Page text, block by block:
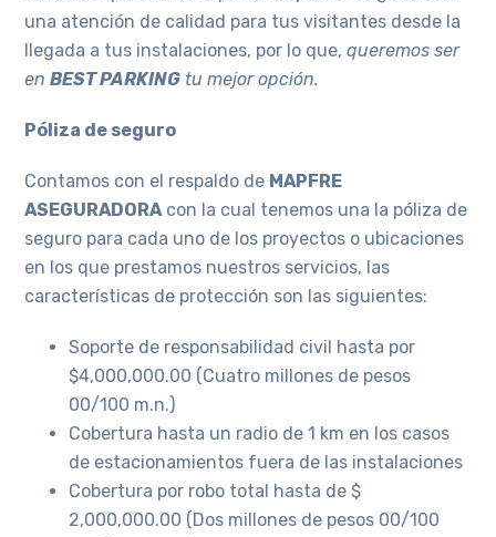
una atención de calidad para tus visitantes desde la
llegada a tus instalaciones, por lo que,queremos ser
enBEST PARKING tu mejor opción.
Póliza de seguro
Contamos con el respaldo de MAPFRE
ASEGURADORAcon la cual tenemos una la póliza de
seguro para cada uno de los proyectos o ubicaciones
en los que prestamos nuestros servicios, las
características de protección son las siguientes:
Soporte de responsabilidad civil hasta por
$4,000,000.00 (Cuatro millones de pesos
00/100 m.n.)
Cobertura hasta un radio de 1 km en los casos
de estacionamientos fuera de las instalaciones
Cobertura por robo total hasta de $
2,000,000.00 (Dos millones de pesos 00/100